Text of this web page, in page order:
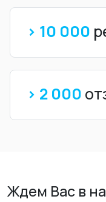
> 10 000
> 2 000
Ждем Вас в